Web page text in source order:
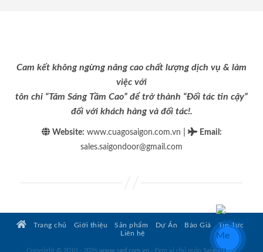
Cam kết không ngừng nâng cao chất lượng dịch vụ & làm
việc với
tôn chỉ “Tâm Sáng Tầm Cao” để trở thành “Đối tác tin cậy”
đối với khách hàng và đối tác!.
Website: www.cuagosaigon.com.vn Email :
sales.saigondoor@gmail.com
Trang chủ Giới thiệu Sản phẩm Dự Án Báo Giá
Tin Tức
Liên hệ
Copyright © 2010 - 2026 www.sgd.com.vn - Đơn vị chủ quản SaigonDoor